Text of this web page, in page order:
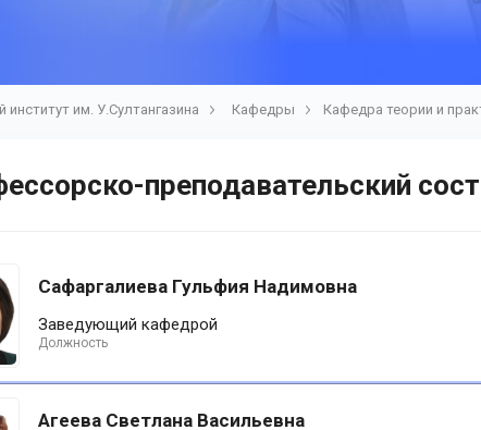
институт им. У.Султангазина Кафедры Кафедра теории и
преподавательский
Сафаргалиева Гульфия Надимовна
Заведующий кафедрой
Должность
Агеева Светлана Васильевна